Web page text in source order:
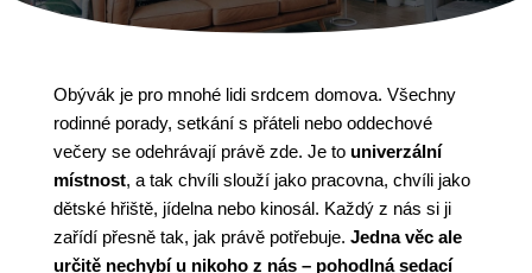
Obývák je pro mnohé lidi srdcem domova. Všechny
rodinné porady, setkání s přáteli nebo oddechové
večery se odehrávají právě zde. Je to univerzální
místnost, a tak chvíli slouží jako pracovna, chvíli jako
dětské hřiště, jídelna nebo kinosál. Každý z nás si ji
zařídí přesně tak, jak právě potřebuje. Jedna věc ale
určitě nechybí u nikoho z nás – pohodlná sedací